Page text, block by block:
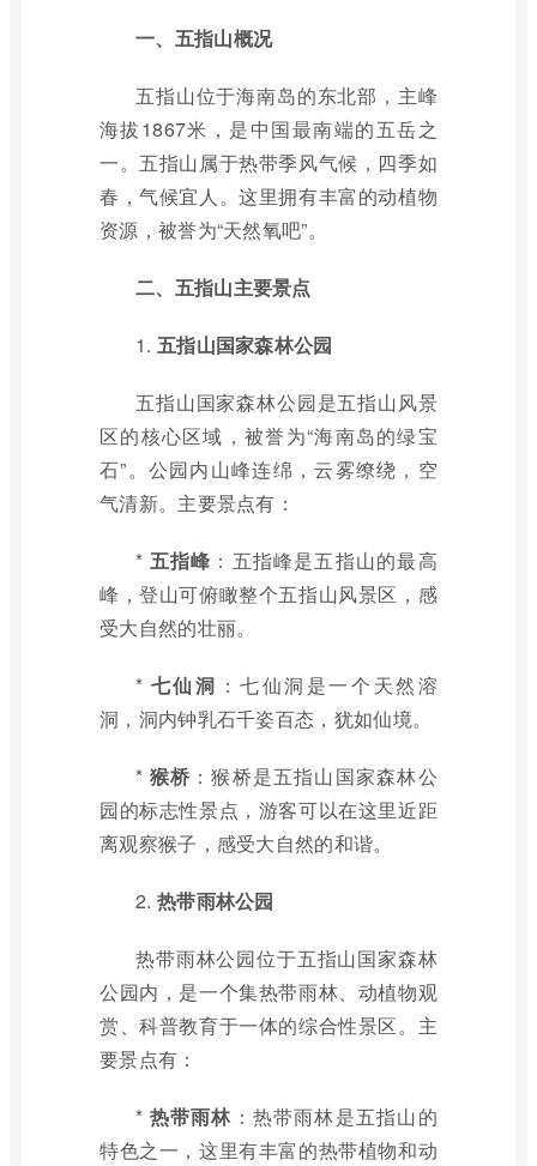
一、五指山概况
五指山位于海南岛的东北部，主峰
海拔1867米，是中国最南端的五岳之
一。五指山属于热带季风气候，四季如
春，气候宜人。这里拥有丰富的动植物
资源，被誉为“天然氧吧”。
二、五指山主要景点
1. 五指山国家森林公园
五指山国家森林公园是五指山风景
区的核心区域，被誉为“海南岛的绿宝
石”。公园内山峰连绵，云雾缭绕，空
气清新。主要景点有：
* 五指峰 ：五指峰是五指山的最高
峰，登山可俯瞰整个五指山风景区，感
受大自然的壮丽。
* 七仙洞 ：七仙洞是一个天然溶
洞，洞内钟乳石千姿百态，犹如仙境。
* 猴桥 ：猴桥是五指山国家森林公
园的标志性景点，游客可以在这里近距
离观察猴子，感受大自然的和谐。
2. 热带雨林公园
热带雨林公园位于五指山国家森林
公园内，是一个集热带雨林、动植物观
赏、科普教育于一体的综合性景区。主
要景点有：
* 热带雨林 ：热带雨林是五指山的
特色之一，这里有丰富的热带植物和动